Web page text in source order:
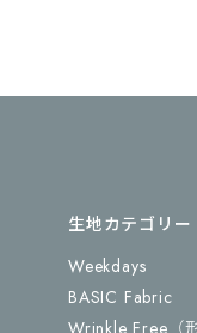
生地カテゴリー
Weekdays
BASIC Fabric
Wrinkle Free （